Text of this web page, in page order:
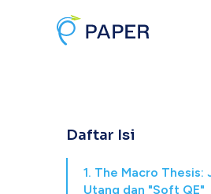
Daftar Isi
1. The Macro Thesis:
Utang dan "Soft QE"